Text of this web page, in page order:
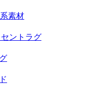
素材
ントラグ